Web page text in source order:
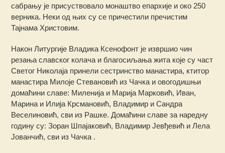
сабрању је присуствовало монаштво епархије и око 250
верника. Неки од њих су се причестили пречистим
Тајнама Христовим.
Након Литургије Владика Ксенофонт је извршио чин
резања славског колача и благосиљања жита које су част
Светог Николаја принели сестринство манастира, ктитор
манастира Милоје Стевановић из Чачка и овогодишњи
домаћини славе: Миленија и Марија Марковић, Иван,
Марина и Илија Крсмановић, Владимир и Сандра
Веселиновић, сви из Рашке. Домаћини славе за наредну
годину су: Зоран Шпајаковић, Владимир Јевђевић и Лела
Јованчић, сви из Чачка .